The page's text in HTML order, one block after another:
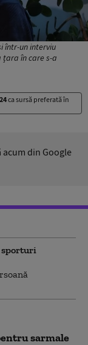
într-un interviu
țara în care s-a
ca sursă preferată în
din Google
sporturi
sarmale